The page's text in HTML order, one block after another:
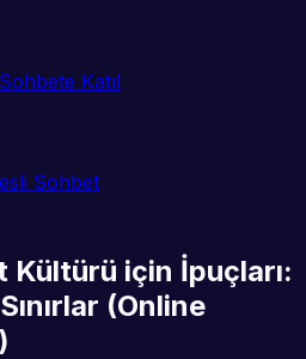
Sohbete Katıl
Sohbet
Kültürü için İpuçları:
(Online